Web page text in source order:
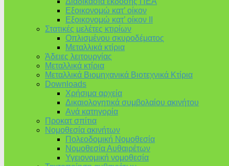
Εξοικονομώ κατ’ οίκoν
Εξοικονομώ κατ’ οίκον II
Στατικές μελέτες κτιρίων
Οπλισμένου σκυροδέματος
Μεταλλικά κτίρια
Άδειες λειτουργίας
Μεταλλικά κτίρια
Μεταλλικά Βιομηχανικά Βιοτεχνικά Κτίρια
Downloads
Χρήσιμα αρχεία
Δικαιολογητικά συμβολαίου ακινήτου
Ανά κατηγορία
Προκατ σπίτια
Νομοθεσία ακινήτων
Πολεοδομική Νομοθεσία
Νομοθεσία Αυθαιρέτων
Υγειονομική νομοθεσία